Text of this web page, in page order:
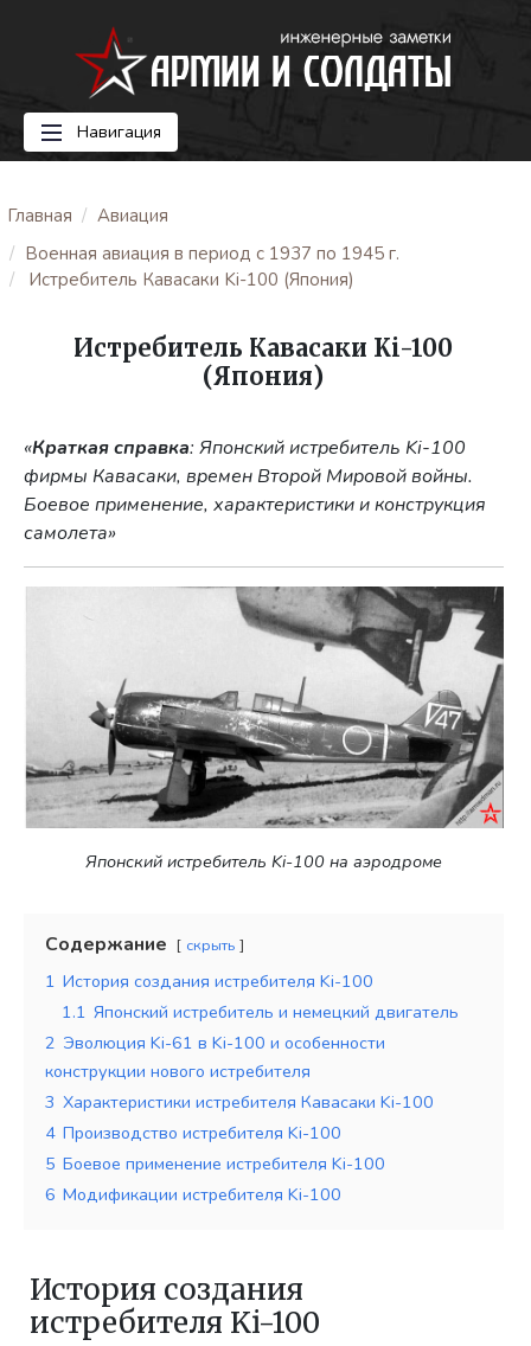
Навигация
Главная
Авиация
Военная авиация в период с 1937 по 1945 г.
Истребитель Кавасаки Ki-100 (Япония)
Истребитель Кавасаки Ki-100
(Япония)
«Краткая справка: Японский истребитель Ki-100
фирмы Кавасаки, времен Второй Мировой войны.
Боевое применение, характеристики и конструкция
самолета»
Японский истребитель Ki-100 на аэродроме
Содержание скрыть
1 История создания истребителя Ki-100
1.1 Японский истребитель и немецкий двигатель
2 Эволюция Ki-61 в Ki-100 и особенности
конструкции нового истребителя
3 Характеристики истребителя Кавасаки Ki-100
4 Производство истребителя Ki-100
5 Боевое применение истребителя Ki-100
6 Модификации истребителя Ki-100
История создания
истребителя Ki-100